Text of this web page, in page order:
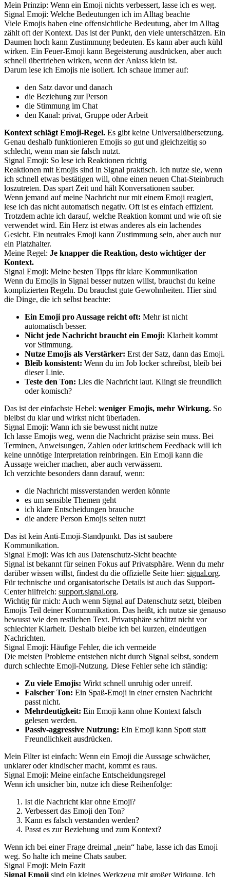
Mein Prinzip: Wenn ein Emoji nichts verbessert, lasse ich es weg.
Signal Emoji: Welche Bedeutungen ich im Alltag beachte
Viele Emojis haben eine offensichtliche Bedeutung, aber im Alltag
zählt oft der Kontext. Das ist der Punkt, den viele unterschätzen. Ein
Daumen hoch kann Zustimmung bedeuten. Es kann aber auch kühl
wirken. Ein Feuer-Emoji kann Begeisterung ausdrücken, aber auch
schnell übertrieben wirken, wenn der Anlass klein ist.
Darum lese ich Emojis nie isoliert. Ich schaue immer auf:
den Satz davor und danach
die Beziehung zur Person
die Stimmung im Chat
den Kanal: privat, Gruppe oder Arbeit
Kontext schlägt Emoji-Regel. Es gibt keine Universalübersetzung.
Genau deshalb funktionieren Emojis so gut und gleichzeitig so
schlecht, wenn man sie falsch nutzt.
Signal Emoji: So lese ich Reaktionen richtig
Reaktionen mit Emojis sind in Signal praktisch. Ich nutze sie, wenn
ich schnell etwas bestätigen will, ohne einen neuen Chat-Steinbruch
loszutreten. Das spart Zeit und hält Konversationen sauber.
Wenn jemand auf meine Nachricht nur mit einem Emoji reagiert,
lese ich das nicht automatisch negativ. Oft ist es einfach effizient.
Trotzdem achte ich darauf, welche Reaktion kommt und wie oft sie
verwendet wird. Ein Herz ist etwas anderes als ein lachendes
Gesicht. Ein neutrales Emoji kann Zustimmung sein, aber auch nur
ein Platzhalter.
Meine Regel: Je knapper die Reaktion, desto wichtiger der
Kontext.
Signal Emoji: Meine besten Tipps für klare Kommunikation
Wenn du Emojis in Signal besser nutzen willst, brauchst du keine
komplizierten Regeln. Du brauchst gute Gewohnheiten. Hier sind
die Dinge, die ich selbst beachte:
Ein Emoji pro Aussage reicht oft: Mehr ist nicht
automatisch besser.
Nicht jede Nachricht braucht ein Emoji: Klarheit kommt
vor Stimmung.
Nutze Emojis als Verstärker: Erst der Satz, dann das Emoji.
Bleib konsistent: Wenn du im Job locker schreibst, bleib bei
dieser Linie.
Teste den Ton: Lies die Nachricht laut. Klingt sie freundlich
oder komisch?
Das ist der einfachste Hebel: weniger Emojis, mehr Wirkung. So
bleibst du klar und wirkst nicht überladen.
Signal Emoji: Wann ich sie bewusst nicht nutze
Ich lasse Emojis weg, wenn die Nachricht präzise sein muss. Bei
Terminen, Anweisungen, Zahlen oder kritischem Feedback will ich
keine unnötige Interpretation reinbringen. Ein Emoji kann die
Aussage weicher machen, aber auch verwässern.
Ich verzichte besonders dann darauf, wenn:
die Nachricht missverstanden werden könnte
es um sensible Themen geht
ich klare Entscheidungen brauche
die andere Person Emojis selten nutzt
Das ist kein Anti-Emoji-Standpunkt. Das ist saubere
Kommunikation.
Signal Emoji: Was ich aus Datenschutz-Sicht beachte
Signal ist bekannt für seinen Fokus auf Privatsphäre. Wenn du mehr
darüber wissen willst, findest du die offizielle Seite hier: signal.org.
Für technische und organisatorische Details ist auch das Support-
Center hilfreich: support.signal.org.
Wichtig für mich: Auch wenn Signal auf Datenschutz setzt, bleiben
Emojis Teil deiner Kommunikation. Das heißt, ich nutze sie genauso
bewusst wie den restlichen Text. Privatsphäre schützt nicht vor
schlechter Klarheit. Deshalb bleibe ich bei kurzen, eindeutigen
Nachrichten.
Signal Emoji: Häufige Fehler, die ich vermeide
Die meisten Probleme entstehen nicht durch Signal selbst, sondern
durch schlechte Emoji-Nutzung. Diese Fehler sehe ich ständig:
Zu viele Emojis: Wirkt schnell unruhig oder unreif.
Falscher Ton: Ein Spaß-Emoji in einer ernsten Nachricht
passt nicht.
Mehrdeutigkeit: Ein Emoji kann ohne Kontext falsch
gelesen werden.
Passiv-aggressive Nutzung: Ein Emoji kann Spott statt
Freundlichkeit ausdrücken.
Mein Filter ist einfach: Wenn ein Emoji die Aussage schwächer,
unklarer oder kindischer macht, kommt es raus.
Signal Emoji: Meine einfache Entscheidungsregel
Wenn ich unsicher bin, nutze ich diese Reihenfolge:
Ist die Nachricht klar ohne Emoji?
Verbessert das Emoji den Ton?
Kann es falsch verstanden werden?
Passt es zur Beziehung und zum Kontext?
Wenn ich bei einer Frage dreimal „nein“ habe, lasse ich das Emoji
weg. So halte ich meine Chats sauber.
Signal Emoji: Mein Fazit
Signal Emoji sind ein kleines Werkzeug mit großer Wirkung. Ich